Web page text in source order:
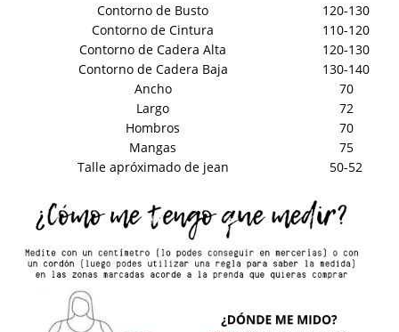
Contorno de Busto
120-130
Contorno de Cintura
110-120
Contorno de Cadera Alta
120-130
Contorno de Cadera Baja
130-140
Ancho
70
Largo
72
Hombros
70
Mangas
75
Talle apróximado de jean
50-52